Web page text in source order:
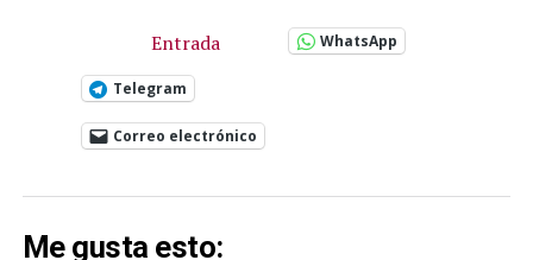
Entrada WhatsApp
Telegram
Correo electrónico
Me gusta esto: